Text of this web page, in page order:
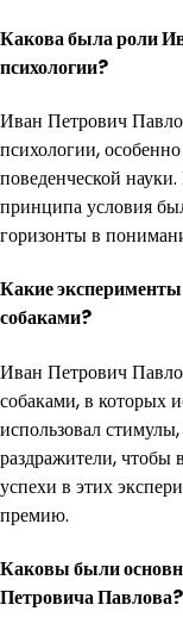
Какова была роли
психологии?
Иван Петрович
психологии,
поведенческой
принципа условия
горизонты в
Какие
собаками?
Иван Петрович
собаками, в которых
использовал
раздражители, чтобы
успехи в этих
премию.
Каковы были
Петровича Павлова?